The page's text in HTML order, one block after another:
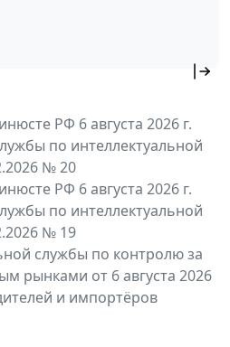
РФ 6 августа 2026 г.
по интеллектуальной
№ 20
РФ 6 августа 2026 г.
по интеллектуальной
№ 19
службы по контролю за
рынками от 6 августа 2026
и импортёров